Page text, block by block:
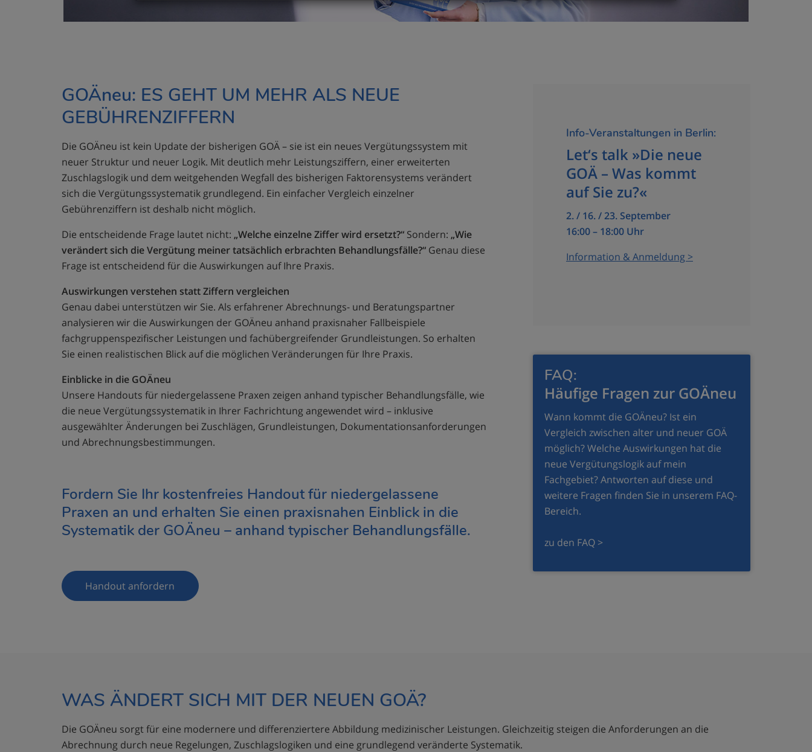
GOÄneu: ES GEHT UM MEHR ALS NEUE
GEBÜHRENZIFFERN
Die GOÄneu ist kein Update der bisherigen GOÄ – sie ist ein neues Vergütungssystem mit
neuer Struktur und neuer Logik. Mit deutlich mehr Leistungsziffern, einer erweiterten
Zuschlagslogik und dem weitgehenden Wegfall des bisherigen Faktorensystems verändert
sich die Vergütungssystematik grundlegend. Ein einfacher Vergleich einzelner
Gebührenziffern ist deshalb nicht möglich.
Die entscheidende Frage lautet nicht: „Welche einzelne Ziffer wird ersetzt?“ Sondern: „Wie
verändert sich die Vergütung meiner tatsächlich erbrachten Behandlungsfälle?“ Genau diese
Frage ist entscheidend für die Auswirkungen auf Ihre Praxis.
Auswirkungen verstehen statt Ziffern vergleichen
Genau dabei unterstützen wir Sie. Als erfahrener Abrechnungs- und Beratungspartner
analysieren wir die Auswirkungen der GOÄneu anhand praxisnaher Fallbeispiele
fachgruppenspezifischer Leistungen und fachübergreifender Grundleistungen. So erhalten
Sie einen realistischen Blick auf die möglichen Veränderungen für Ihre Praxis.
Einblicke in die GOÄneu
Unsere Handouts für niedergelassene Praxen zeigen anhand typischer Behandlungsfälle, wie
die neue Vergütungssystematik in Ihrer Fachrichtung angewendet wird – inklusive
ausgewählter Änderungen bei Zuschlägen, Grundleistungen, Dokumentationsanforderungen
und Abrechnungsbestimmungen.
Fordern Sie Ihr kostenfreies Handout für niedergelassene
Praxen an und erhalten Sie einen praxisnahen Einblick in die
Systematik der GOÄneu – anhand typischer Behandlungsfälle.
Handout anfordern
Info-Veranstaltungen in Berlin:
Let‘s talk »Die neue
GOÄ – Was kommt
auf Sie zu?«
2. / 16. / 23. September
16:00 – 18:00 Uhr
Information & Anmeldung >
FAQ:
Häufige Fragen zur GOÄneu
Wann kommt die GOÄneu? Ist ein
Vergleich zwischen alter und neuer GOÄ
möglich? Welche Auswirkungen hat die
neue Vergütungslogik auf mein
Fachgebiet? Antworten auf diese und
weitere Fragen finden Sie in unserem FAQ-
Bereich.
zu den FAQ >
WAS ÄNDERT SICH MIT DER NEUEN GOÄ?
Die GOÄneu sorgt für eine modernere und differenziertere Abbildung medizinischer Leistungen. Gleichzeitig steigen die Anforderungen an die
Abrechnung durch neue Regelungen, Zuschlagslogiken und eine grundlegend veränderte Systematik.